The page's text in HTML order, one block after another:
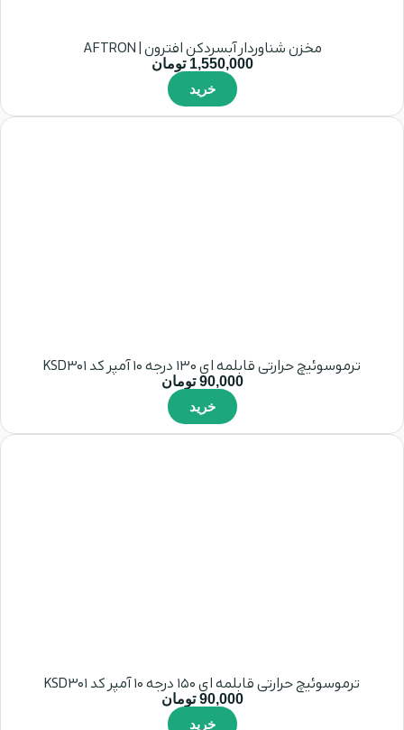
مخزن شناوردار آبسردکن افترون | AFTRON
1,550,000 تومان
خرید
ترموسوئیچ حرارتی قابلمه ای 130 درجه 10 آمپر کد KSD301
90,000 تومان
خرید
ترموسوئیچ حرارتی قابلمه ای 150 درجه 10 آمپر کد KSD301
90,000 تومان
خرید